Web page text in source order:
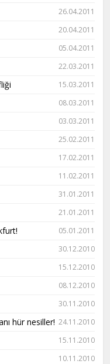
26.04.2011
20.04.2011
05.04.2011
22.03.2011
15.03.2011
08.03.2011
03.03.2011
25.02.2011
17.02.2011
11.02.2011
31.01.2011
21.01.2011
05.01.2011
30.12.2010
15.12.2010
08.12.2010
30.11.2010
hür nesiller! 24.11.2010
15.11.2010
10.11.2010